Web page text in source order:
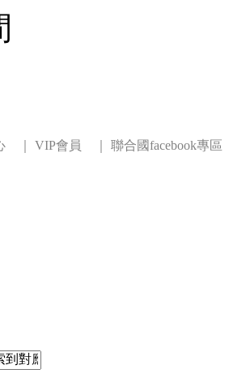
｜ VIP會員 ｜ 聯合國facebook專區